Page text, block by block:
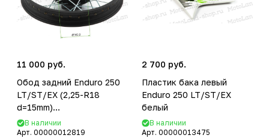
11 000 руб.
Обод задний Enduro 250
LT/ST/EX (2,25-R18
d=15mm)
(4х80х58/4x90x58 диск/
звезда)
В наличии
Арт. 00000012819
2 700 руб.
Пластик бака левый
Enduro 250 LT/ST/EX
белый
В наличии
Арт. 00000013475